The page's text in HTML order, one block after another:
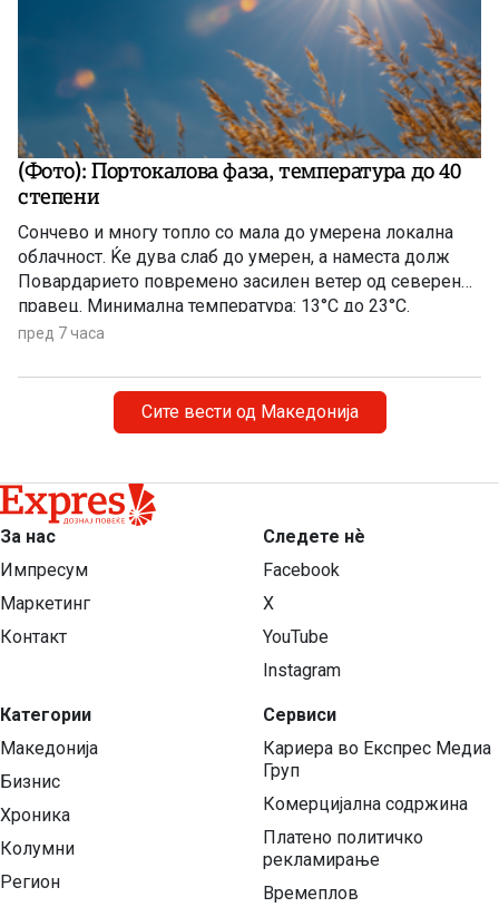
(Фото): Портокалова фаза, температура до 40
степени
Сончево и многу топло со мала до умерена локална
облачност. Ќе дува слаб до умерен, а наместа долж
Повардарието повремено засилен ветер од северен
правец. Минимална температура: 13°C до 23°C.
Максимална температура: 33°C до 40°C.
пред 7 часа
Сите вести од Македонија
За нас
Импресум
Маркетинг
Контакт
Категории
Македонија
Бизнис
Хроника
Колумни
Регион
Следете нѐ
Facebook
X
YouTube
Instagram
Сервиси
Кариера во Експрес Медиа
Груп
Комерцијална содржина
Платено политичко
рекламирање
Времеплов